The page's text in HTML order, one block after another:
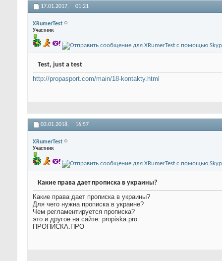
17.01.2017, 01:21
XRumerTest
Участник
Test, just a test
http://propasport.com/main/18-kontakty.html
03.01.2018, 16:57
XRumerTest
Участник
Какие права дает прописка в украины?
Какие права дает прописка в украины?
Для чего нужна прописка в украине?
Чем регламентируется прописка?
это и другое на сайте: propiska.pro
ПРОПИСКА.ПРО